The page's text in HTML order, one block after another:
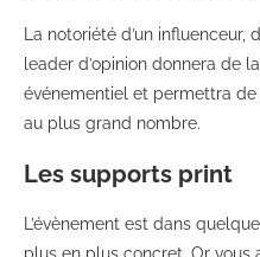
La notoriété d’un influenceur,
leader d’opinion donnera de la
événementiel et permettra
au plus grand nombre.
Les supports print
L’évènement est dans
plus en plus concret. Or vous